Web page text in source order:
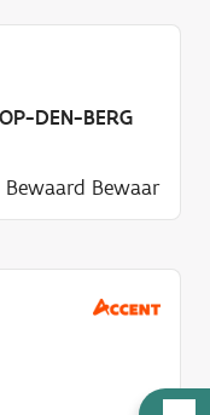
DEN-BERG
Bewaard Bewaar